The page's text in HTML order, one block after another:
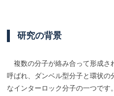
研究の背景
複数の分子が絡み合って形成さ
呼ばれ、ダンベル型分子と環状の
なインターロック分子の一つで